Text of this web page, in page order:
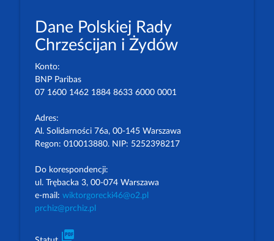
Dane Polskiej Rady
Chrześcijan i Żydów
Konto:
BNP Paribas
07 1600 1462 1884 8633 6000 0001
Adres:
Al. Solidarności 76a, 00-145 Warszawa
Regon: 010013880. NIP: 5252398217
Do korespondencji:
ul. Trębacka 3, 00-074 Warszawa
e-mail: wiktorgorecki46@o2.pl
prchiz@prchiz.pl
picture_as_pdf